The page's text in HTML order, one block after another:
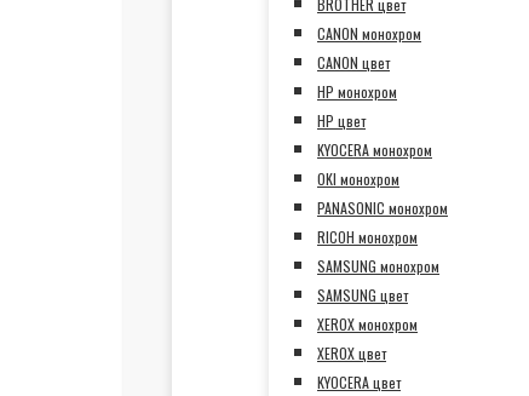
BROTHER цвет
CANON монохром
CANON цвет
HP монохром
HP цвет
KYOCERA монохром
OKI монохром
PANASONIC монохром
RICOH монохром
SAMSUNG монохром
SAMSUNG цвет
XEROX монохром
XEROX цвет
KYOCERA цвет